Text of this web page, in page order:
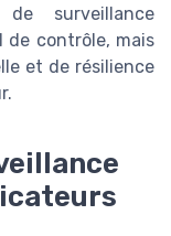
surveillance
de contrôle, mais
et de résilience